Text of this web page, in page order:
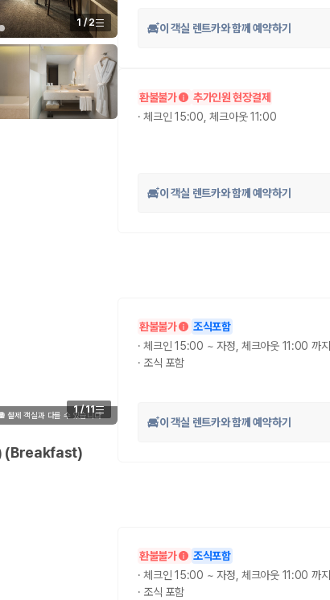
1/2 이 객실 렌트카와 함께 예약하기
환불불가 추가인원 현장결제
·체크인 15:00, 체크아웃 11:00
이 객실 렌트카와 함께 예약하기
실제 객실과 다를 수 있습니다
1/11
(Breakfast)
환불불가 조식포함
·체크인 15:00 ~ 자정, 체크아웃 11:00 까지
· 조식 포함
이 객실 렌트카와 함께 예약하기
환불불가 조식포함
·체크인 15:00 ~ 자정, 체크아웃 11:00 까지
· 조식 포함